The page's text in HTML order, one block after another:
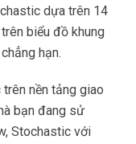
dựa trên 14
biểu đồ khung
hạn.
nền tảng giao
bạn đang sử
Stochastic với